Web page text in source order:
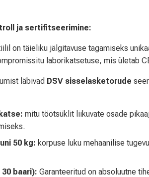
ja sertifitseerimine:
on täieliku jälgitavuse tagamiseks
laborikatsetuse, mis ületab
läbivad DSV sisselasketorude
mitu töötsüklit liikuvate osade
50 kg: korpuse luku mehaanilise
baari): Garanteeritud on absoluutne